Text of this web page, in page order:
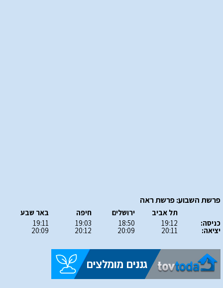
פרשת השבוע: פרשת ראה
כניסה:
יציאה:
תל אביב
19:12
20:11
ירושלים
18:50
20:09
חיפה
19:03
20:12
באר שבע
19:11
20:09